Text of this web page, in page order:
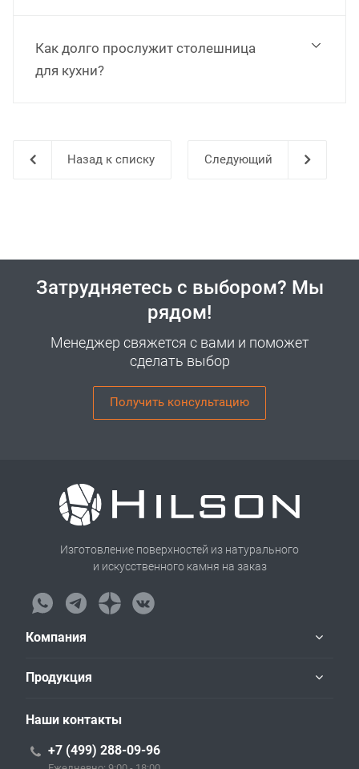
Как долго прослужит столешница
для кухни?
Назад к списку
Затрудняетесь с выбором? Мы
рядом!
Менеджер свяжется с вами и поможет
сделать выбор
Получить консультацию
Изготовление поверхностей из натурального
и искусственного камня на заказ
Компания
Продукция
Наши контакты
+7 (499) 288-09-96